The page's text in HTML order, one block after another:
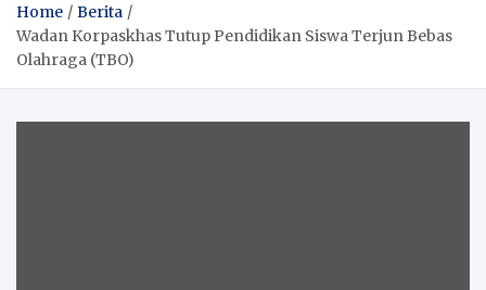
Home
Berita
Wadan Korpaskhas Tutup Pendidikan Siswa Terjun Bebas
Olahraga (TBO)